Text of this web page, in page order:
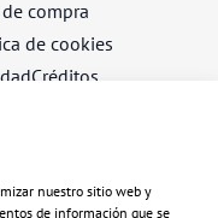
nuestro sitio web y
de información que se
compra
de cookies
Créditos